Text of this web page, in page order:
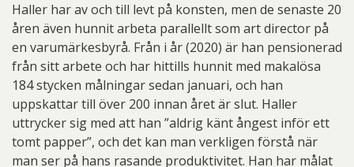
Haller har av och till levt på konsten, men de senaste 20
åren även hunnit arbeta parallellt som art director på
en varumärkesbyrå. Från i år (2020) är han pensionerad
från sitt arbete och har hittills hunnit med makalösa
184 stycken målningar sedan januari, och han
uppskattar till över 200 innan året är slut. Haller
uttrycker sig med att han ”aldrig känt ångest inför ett
tomt papper”, och det kan man verkligen förstå när
man ser på hans rasande produktivitet. Han har målat